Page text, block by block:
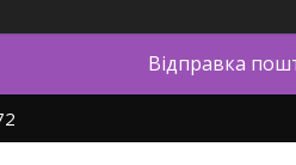
Відправка